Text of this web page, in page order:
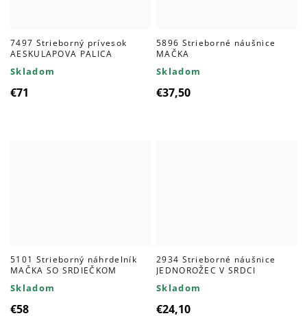
7497 Strieborný prívesok
AESKULAPOVA PALICA
Skladom
€71
5896 Strieborné náušnice
MAČKA
Skladom
€37,50
5101 Strieborný náhrdelník
MAČKA SO SRDIEČKOM
Skladom
€58
2934 Strieborné náušnice
JEDNOROŽEC V SRDCI
Skladom
€24,10